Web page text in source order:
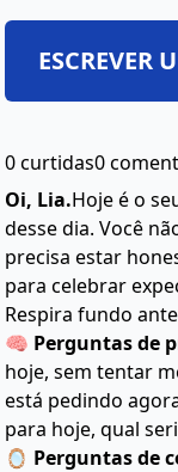
0 curtidas0
Oi, Lia.Hoje é o
desse dia. Você
precisa estar
para celebrar
Respira fundo
🧠 Perguntas de
hoje, sem tentar
está pedindo
para hoje, qual
🪞 Perguntas de
ESCREVER